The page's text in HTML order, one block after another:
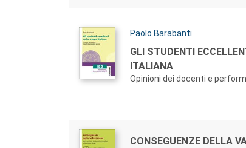
Autori:
Paolo Barabanti
Titolo:
GLI STUDENTI
ITALIANA
Opinioni dei docenti e
Autori:
Titolo:
CONSEGUENZE DELLA